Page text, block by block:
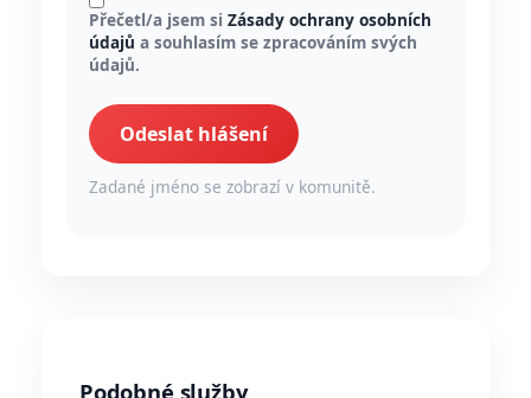
Přečetl/a jsem si Zásady ochrany osobních
údajů a souhlasím se zpracováním svých
údajů.
Odeslat hlášení
Zadané jméno se zobrazí v komunitě.
Podobné služby